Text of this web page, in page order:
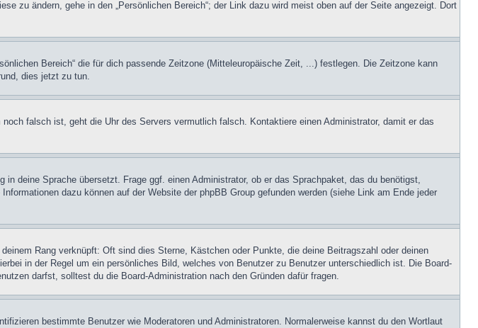
zu ändern, gehe in den „Persönlichen Bereich“; der Link dazu wird meist oben auf der Seite angezeigt. Dort
Bereich“ die für dich passende Zeitzone (Mitteleuropäische Zeit, ...) festlegen. Die Zeitzone kann
dies jetzt zu tun.
falsch ist, geht die Uhr des Servers vermutlich falsch. Kontaktiere einen Administrator, damit er das
deine Sprache übersetzt. Frage ggf. einen Administrator, ob er das Sprachpaket, das du benötigst,
dazu können auf der Website der phpBB Group gefunden werden (siehe Link am Ende jeder
Rang verknüpft: Oft sind dies Sterne, Kästchen oder Punkte, die deine Beitragszahl oder deinen
in der Regel um ein persönliches Bild, welches von Benutzer zu Benutzer unterschiedlich ist. Die Board-
darfst, solltest du die Board-Administration nach den Gründen dafür fragen.
bestimmte Benutzer wie Moderatoren und Administratoren. Normalerweise kannst du den Wortlaut